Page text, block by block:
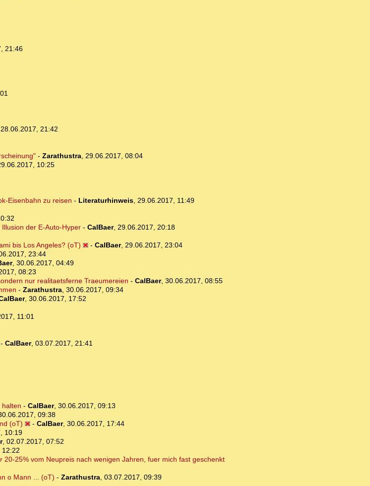
21:46
28.06.2017, 21:42
- Zarathustra, 29.06.2017, 08:04
10:25
Eisenbahn zu reisen - Literaturhinweis, 29.06.2017, 11:49
der E-Auto-Hyper- CalBaer, 29.06.2017, 20:18
bis Los Angeles? (oT)
- CalBaer, 29.06.2017, 23:04
23:44
, 30.06.2017, 04:49
08:23
nur realitaetsferne Traeumereien - CalBaer, 30.06.2017, 08:55
- Zarathustra, 30.06.2017, 09:34
, 30.06.2017, 17:52
11:01
- CalBaer, 03.07.2017, 21:41
halten - CalBaer, 30.06.2017, 09:13
09:38
(oT)
- CalBaer, 30.06.2017, 17:44
10:19
, 02.07.2017, 07:52
12:22
25% vom Neupreis nach wenigen Jahren, fuer mich fast geschenkt
o Mann ... (oT) - Zarathustra, 03.07.2017, 09:39